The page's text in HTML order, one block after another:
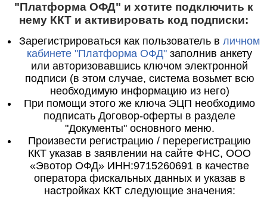
"Платформа ОФД" и хотите подключить к
нему ККТ и активировать код подписки:
Зарегистрироваться как пользователь в личном
кабинете "Платформа ОФД" заполнив анкету
или авторизовавшись ключом электронной
подписи (в этом случае, система возьмет всю
необходимую информацию из него)
При помощи этого же ключа ЭЦП необходимо
подписать Договор-оферты в разделе
"Документы" основного меню.
Произвести регистрацию / перерегистрацию
ККТ указав в заявлении на сайте ФНС, ООО
«Эвотор ОФД» ИНН:9715260691 в качестве
оператора фискальных данных и указав в
настройках ККТ следующие значения: